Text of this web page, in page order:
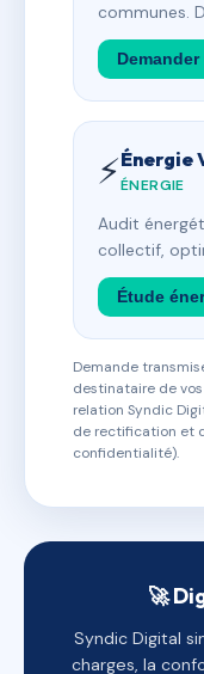
communes.
⚡Énergie
ÉNERGIE
Audit
collectif,
Étude
Demande
destinataire de
relation Syndic
de rectification et
confidentialité).
🚀
Syndic Digital
charges, la